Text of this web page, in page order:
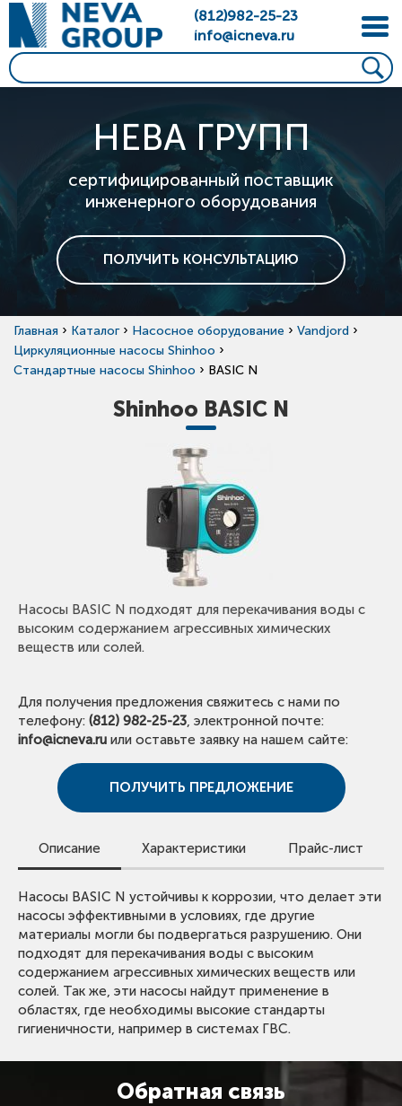
(812)982-25-23
info@icneva.ru
НЕВА ГРУПП
сертифицированный поставщик
инженерного оборудования
ПОЛУЧИТЬ КОНСУЛЬТАЦИЮ
Главная › Каталог › Насосное оборудование › Vandjord ›
Циркуляционные насосы Shinhoo ›
Стандартные насосы Shinhoo › BASIC N
Shinhoo BASIC N
Насосы BASIC N подходят для перекачивания воды с
высоким содержанием агрессивных химических
веществ или солей.
Для получения предложения свяжитесь с нами по
телефону: (812) 982-25-23, электронной почте:
info@icneva.ru или оставьте заявку на нашем сайте:
ПОЛУЧИТЬ ПРЕДЛОЖЕНИЕ
Описание Характеристики Прайс-лист
Насосы BASIC N устойчивы к коррозии, что делает эти
насосы эффективными в условиях, где другие
материалы могли бы подвергаться разрушению. Они
подходят для перекачивания воды с высоким
содержанием агрессивных химических веществ или
солей. Так же, эти насосы найдут применение в
областях, где необходимы высокие стандарты
гигиеничности, например в системах ГВС.
Вид оборудования:Циркуляционный насос с
мокрым ротором
Тип оборудования:Basic N
Максимальный расход: 3 - 7 м³/ч
Максимальный напор: 4 - 12 м
Количество скоростей:1, 3
Макс. рабочее давление:10 бар
Диапазон температур жидкости:2 .. 110 °C
Диапазон температуры окружающей среды:0 ..
Для просмотра цен скачайте прайс-лист.
Обращаем внимание, что в прайс-листе указаны сметные
стоимости.
Для получения предложения со скидкой оставьте заявку
или свяжитесь с нами.
ОТКРЫТЬ ПРАЙС ЛИСТ SHINHOO
Обратная связь